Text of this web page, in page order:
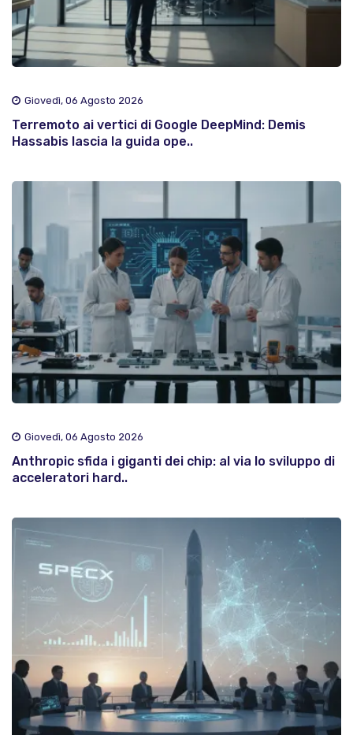
Giovedì, 06 Agosto 2026
Terremoto ai vertici di Google DeepMind: Demis
Hassabis lascia la guida ope..
Giovedì, 06 Agosto 2026
Anthropic sfida i giganti dei chip: al via lo sviluppo di
acceleratori hard..